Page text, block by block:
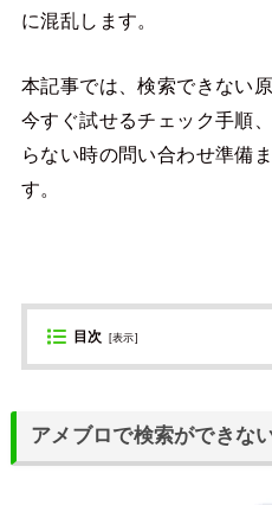
に混乱します。
本記事では、検索できない
今すぐ試せるチェック手順
らない時の問い合わせ準備
す。
目次 [表示]
アメブロで検索ができな